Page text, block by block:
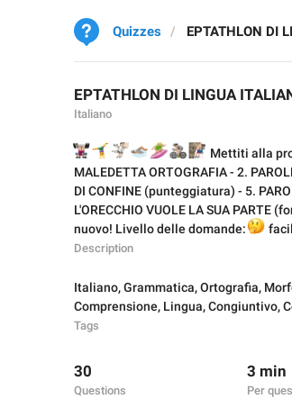
Quizzes EPTATHLON DI
EPTATHLON DI LINGUA
Italiano
🏊🏼
🏄🏼‍♀️
🚴🏼
🧗🏻‍♀️Mettiti alla
MALEDETTA ORTOGRAFIA - 2.
DI CONFINE (punteggiatura) - 5.
L'ORECCHIO VUOLE LA SUA
nuovo! Livello delle domande:
🤔
Description
Italiano,Grammatica,Ortografia,
Comprensione, Lingua,Congiuntivo,
Tags
30
Questions
3 min
Per